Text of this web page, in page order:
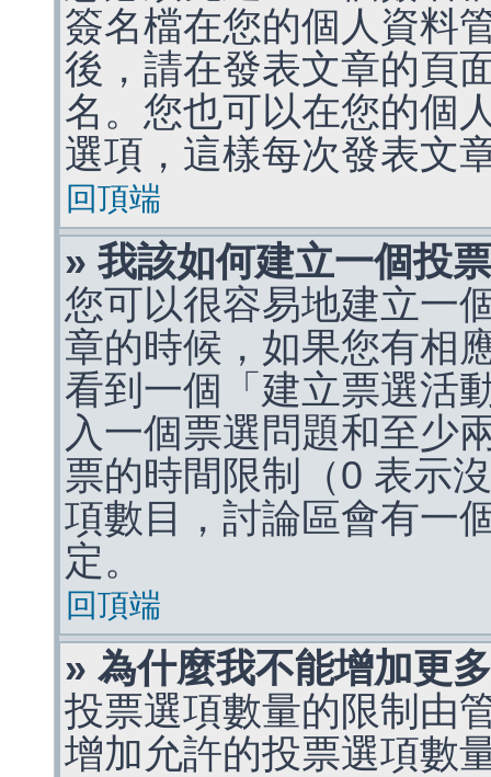
簽名檔在您的個人資料
後，請在發表文章的頁
名。您也可以在您的個
選項，這樣每次發表文
回頂端
» 我該如何建立一個投
您可以很容易地建立一
章的時候，如果您有相
看到一個「建立票選活
入一個票選問題和至少
票的時間限制（0 表示
項數目，討論區會有一
定。
回頂端
» 為什麼我不能增加更
投票選項數量的限制由
增加允許的投票選項數